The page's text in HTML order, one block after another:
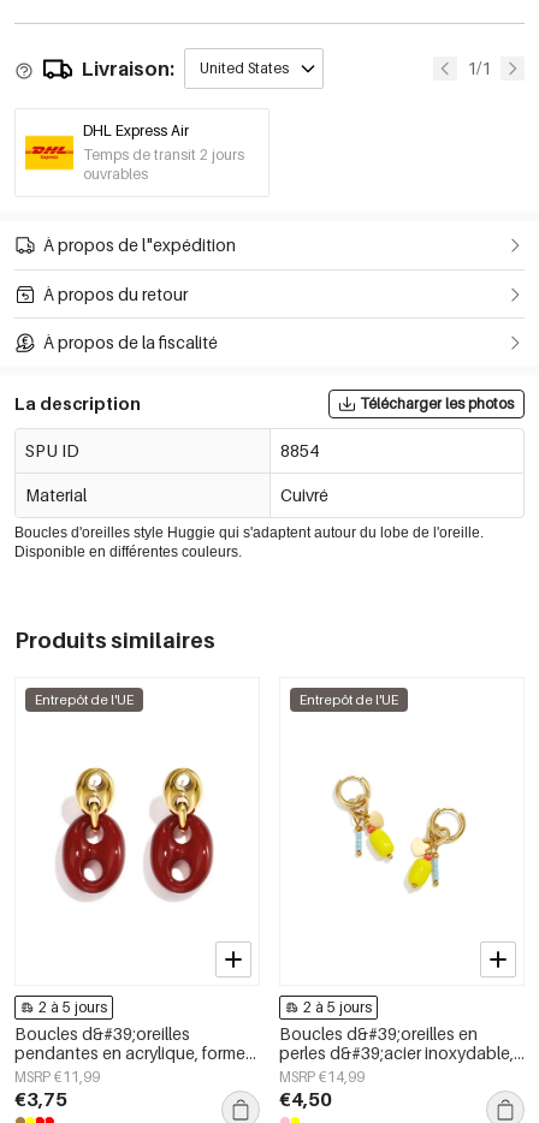
Livraison: United States 1/1
DHL Express Air
Temps de transit 2 jours
ouvrables
À propos de l"expédition
À propos du retour
À propos de la fiscalité
La description Télécharger les photos
SPU ID 8854
Material Cuivré
Boucles d'oreilles style Huggie qui s'adaptent autour du lobe de l'oreille.
Disponible en différentes couleurs.
Produits similaires
Entrepôt de l'UE
2 à 5 jours
Boucles d&#39;oreilles
pendantes en acrylique, forme
géométrique, collection simple
et décontractée pour femmes
MSRP €11,99
€3,75
Entrepôt de l'UE
2 à 5 jours
Boucles d&#39;oreilles en
perles d&#39;acier inoxydable,
forme elliptique, collection
simple et mignonne pour le
quotidien, bijoux pour femmes
MSRP €14,99
€4,50